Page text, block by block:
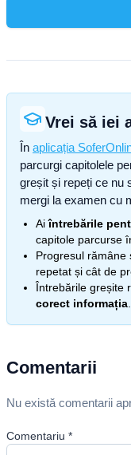
Vrei să iei
În aplicația
parcurgi capitolele
greșit și repeți ce nu
mergi la examen cu
Aiîntrebările
capitole parcurse
Progresul rămâne
repetat și cât de
Întrebările greșite
corect informația
Comentarii
Nu există comentarii
Comentariu *